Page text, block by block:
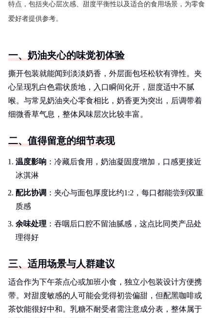
特点，包括夹心层次感、甜度平衡性以及适合的食用场景，为零食
爱好者提供参考。
一、奶油夹心的味觉初体验
撕开包装就能闻到淡淡奶香，外层面包坯松软有弹性。夹
心呈现乳白色霜状质地，入口瞬间化开，甜度适中不腻
喉。与常见奶油夹心零食相比，奶香更为突出，后调带着
细微香草气息，整体风味层次比较丰富。
二、值得留意的细节表现
温度影响 ：冷藏后食用，奶油凝固度增加，口感更接近
冰淇淋
配比协调 ：夹心与面包厚度比约1:2，每口都能尝到双重
质感
余味处理 ：吞咽后口腔不留油腻感，这点比同类产品处
理得好
三、适用场景与人群建议
适合作为下午茶点心或加班小食，独立小包装设计方便携
带。对甜度敏感的人可能会觉得初尝偏甜，但配黑咖啡或
茶饮能很好中和。乳糖不耐受者需注意成分表，整体属于